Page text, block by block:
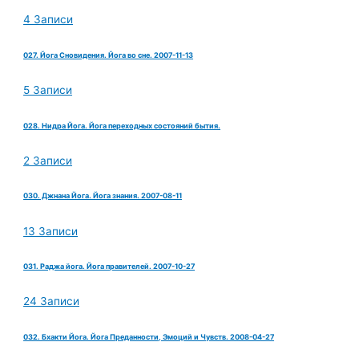
4 Записи
027. Йога Сновидения. Йога во сне. 2007-11-13
5 Записи
028. Нидра Йога. Йога переходных состояний бытия.
2 Записи
030. Джнана Йога. Йога знания. 2007-08-11
13 Записи
031. Раджа йога. Йога правителей. 2007-10-27
24 Записи
032. Бхакти Йога. Йога Преданности, Эмоций и Чувств. 2008-04-27